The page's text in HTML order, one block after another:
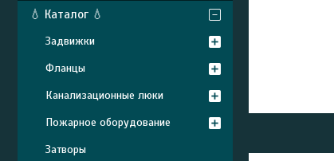
💧 Каталог 💧
Задвижки
Фланцы
Канализационные люки
Пожарное оборудование
Затворы